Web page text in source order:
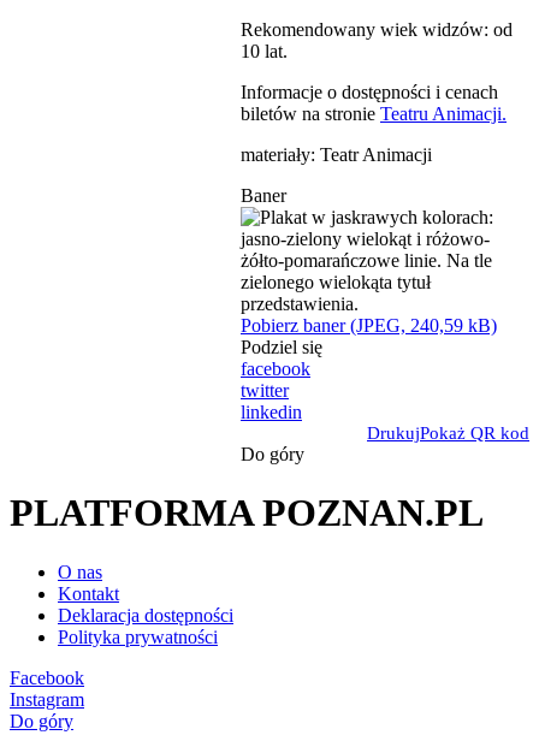
Rekomendowany wiek widzów: od
10 lat.
Informacje o dostępności i cenach
biletów na stronie Teatru Animacji.
materiały: Teatr Animacji
Baner
Pobierz baner (JPEG, 240,59 kB)
Podziel się
facebook
twitter
linkedin
DrukujPokaż QR kod
Do góry
PLATFORMA POZNAN.PL
O nas
Kontakt
Deklaracja dostępności
Polityka prywatności
Facebook
Instagram
Do góry